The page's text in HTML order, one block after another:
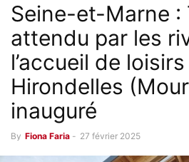
Seine-et-Marne :
attendu par les
l’accueil de
Hirondelles
inauguré
By Fiona Faria - 27 février 2025